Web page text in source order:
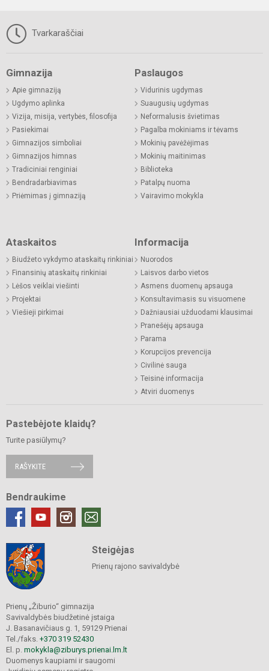
Tvarkaraščiai
Gimnazija
Apie gimnaziją
Ugdymo aplinka
Vizija, misija, vertybės, filosofija
Pasiekimai
Gimnazijos simboliai
Gimnazijos himnas
Tradiciniai renginiai
Bendradarbiavimas
Priėmimas į gimnaziją
Paslaugos
Vidurinis ugdymas
Suaugusių ugdymas
Neformalusis švietimas
Pagalba mokiniams ir tėvams
Mokinių pavėžėjimas
Mokinių maitinimas
Biblioteka
Patalpų nuoma
Vairavimo mokykla
Ataskaitos
Biudžeto vykdymo ataskaitų rinkiniai
Finansinių ataskaitų rinkiniai
Lėšos veiklai viešinti
Projektai
Viešieji pirkimai
Informacija
Nuorodos
Laisvos darbo vietos
Asmens duomenų apsauga
Konsultavimasis su visuomene
Dažniausiai užduodami klausimai
Pranešėjų apsauga
Parama
Korupcijos prevencija
Civilinė sauga
Teisinė informacija
Atviri duomenys
Pastebėjote klaidų?
Turite pasiūlymų?
RAŠYKITE
Bendraukime
Steigėjas
Prienų rajono savivaldybė
Prienų „Žiburio“ gimnazija
Savivaldybės biudžetinė įstaiga
J. Basanavičiaus g. 1, 59129 Prienai
Tel./faks. +370 319 52430
El. p. mokykla@ziburys.prienai.lm.lt
Duomenys kaupiami ir saugomi